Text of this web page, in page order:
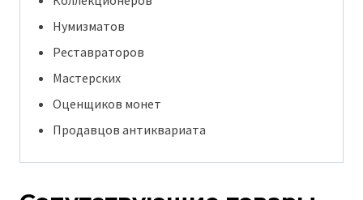
Нумизматов
Реставраторов
Мастерских
Оценщиков монет
Продавцов антиквариата